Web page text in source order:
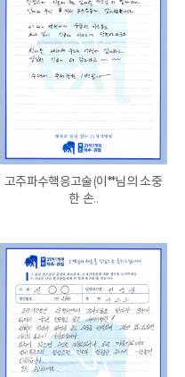
고주파수핵응고술(이**님의 소중
한 손..